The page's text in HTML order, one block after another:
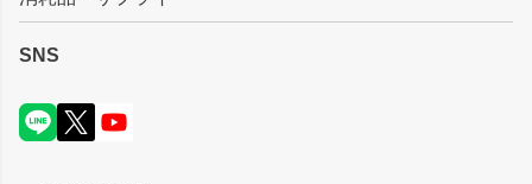
SNS